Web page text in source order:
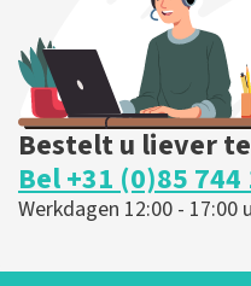
Bestelt u liever
Bel +31 (0)85 744
Werkdagen 12:00 - 17:00